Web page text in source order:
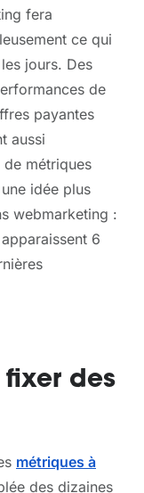
fera
ce qui
jours. Des
de
payantes
aussi
métriques
idée plus
webmarketing :
6
fixer des
métriques à
des dizaines